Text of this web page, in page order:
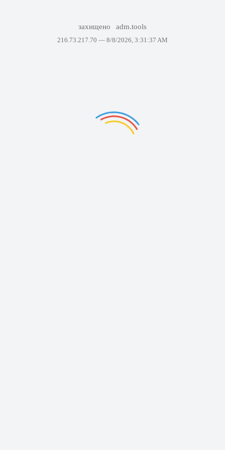
захищено adm.tools
216.73.217.70 — 8/8/2026, 3:31:37 AM